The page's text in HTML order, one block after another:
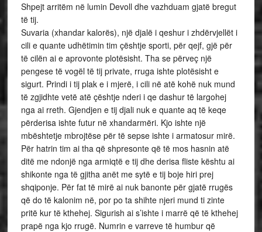
Shpejt arritëm në lumin Devoll dhe vazhduam gjatë bregut
të tij.
Suvaria (xhandar kalorës), një djalë i qeshur i zhdërvjellët i
cili e quante udhëtimin tim çështje sporti, për qejf, gjë për
të cilën ai e aprovonte plotësisht. Tha se përveç një
pengese të vogël të tij private, rruga ishte plotësisht e
sigurt. Prindi i tij plak e i mjerë, i cili në atë kohë nuk mund
të zgjidhte vetë atë çështje nderi i qe dashur të largohej
nga ai rreth. Gjendjen e tij djali nuk e quante aq të keqe
përderisa ishte futur në xhandarmëri. Kjo ishte një
mbështetje mbrojtëse për të sepse ishte i armatosur mirë.
Për hatrin tim ai tha që shpresonte që të mos hasnin atë
ditë me ndonjë nga armiqtë e tij dhe derisa fliste kështu ai
shikonte nga të gjitha anët me sytë e tij boje hiri prej
shqiponje. Për fat të mirë ai nuk banonte për gjatë rrugës
që do të kalonim në, por po ta shihte njeri mund ti zinte
pritë kur të kthehej. Sigurish ai s’ishte i marrë që të kthehej
prapë nga kjo rrugë. Numrin e varreve të humbur që